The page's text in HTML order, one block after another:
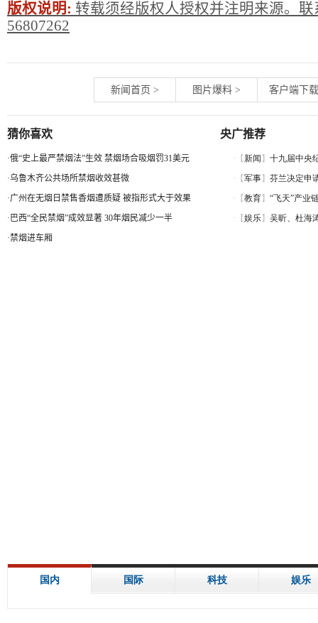
版权说明: 转载须经版权人授权并注明来源。联
56807262
新闻首页 > 图片爆料 > 客户端下载
猜你喜欢
·俄“史上最严禁烟法”生效 禁烟场合吸烟罚31美元
·乌鲁木齐公共场所禁烟收效甚微
·广州在无烟日禁售香烟遭质疑 被指形式大于效果
·巴西“全民禁烟”成效显著 30年烟民减少一半
·禁烟进车厢
央广推荐